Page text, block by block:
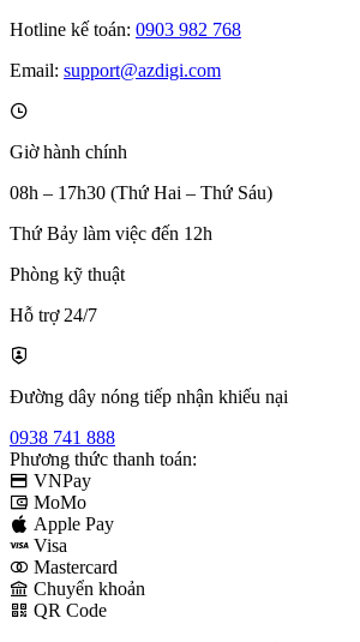
Hotline kế toán: 0903 982 768
Email: support@azdigi.com
Giờ hành chính
08h – 17h30 (Thứ Hai – Thứ Sáu)
Thứ Bảy làm việc đến 12h
Phòng kỹ thuật
Hỗ trợ 24/7
Đường dây nóng tiếp nhận khiếu nại
0938 741 888
Phương thức thanh toán:
VNPay
MoMo
Apple Pay
Visa
Mastercard
Chuyển khoản
QR Code